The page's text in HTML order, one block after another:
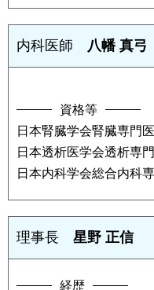
内科医師 八幡 真弓
資格等
日本腎臓学会腎臓専門
日本透析医学会透析専
日本内科学会総合内科
理事長 星野 正信
経歴